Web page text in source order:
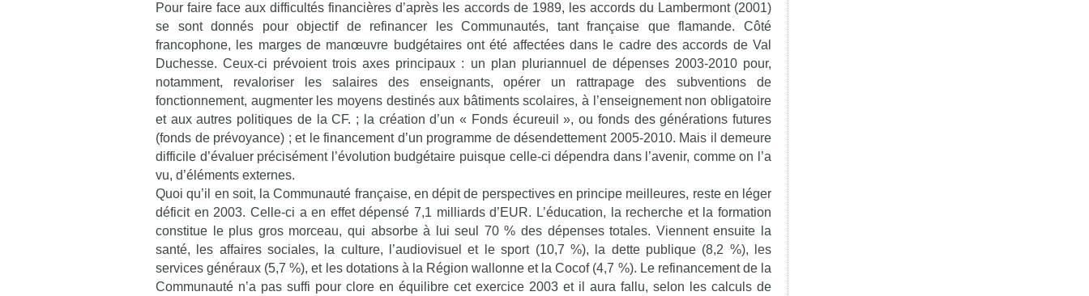
Pour faire face aux difficultés financières d’après les accords de 1989, les accords du Lambermont (2001)
se sont donnés pour objectif de refinancer les Communautés, tant française que flamande. Côté
francophone, les marges de manœuvre budgétaires ont été affectées dans le cadre des accords de Val
Duchesse. Ceux-ci prévoient trois axes principaux : un plan pluriannuel de dépenses 2003-2010 pour,
notamment, revaloriser les salaires des enseignants, opérer un rattrapage des subventions de
fonctionnement, augmenter les moyens destinés aux bâtiments scolaires, à l’enseignement non obligatoire
et aux autres politiques de la CF. ; la création d’un « Fonds écureuil », ou fonds des générations futures
(fonds de prévoyance) ; et le financement d’un programme de désendettement 2005-2010. Mais il demeure
difficile d’évaluer précisément l’évolution budgétaire puisque celle-ci dépendra dans l’avenir, comme on l’a
vu, d’éléments externes.
Quoi qu’il en soit, la Communauté française, en dépit de perspectives en principe meilleures, reste en léger
déficit en 2003. Celle-ci a en effet dépensé 7,1 milliards d’EUR. L’éducation, la recherche et la formation
constitue le plus gros morceau, qui absorbe à lui seul 70 % des dépenses totales. Viennent ensuite la
santé, les affaires sociales, la culture, l’audiovisuel et le sport (10,7 %), la dette publique (8,2 %), les
services généraux (5,7 %), et les dotations à la Région wallonne et la Cocof (4,7 %). Le refinancement de la
Communauté n’a pas suffi pour clore en équilibre cet exercice 2003 et il aura fallu, selon les calculs de